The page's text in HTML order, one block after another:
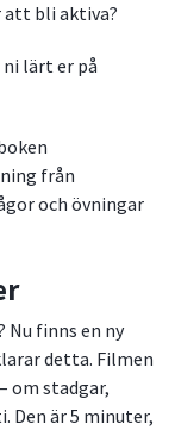
att bli aktiva?
ni lärt er på
från
och övningar
Nu finns en ny
detta. Filmen
om stadgar,
Den är 5 minuter,